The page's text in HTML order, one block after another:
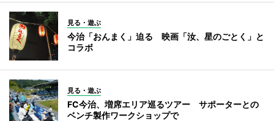
見る・遊ぶ
今治「おんまく」迫る 映画「汝、星のごとく」と
コラボ
見る・遊ぶ
FC今治、増席エリア巡るツアー サポーターとの
ベンチ製作ワークショップで